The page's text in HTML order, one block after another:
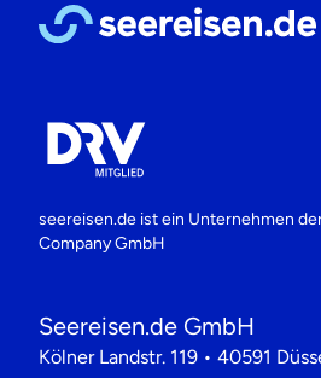
seereisen.de ist ein Unternehmen
Company GmbH
Seereisen.de GmbH
Kölner Landstr. 119 • 40591